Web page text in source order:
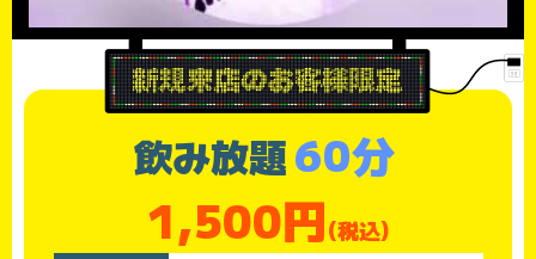
飲み放題60分
1,500円(税込)